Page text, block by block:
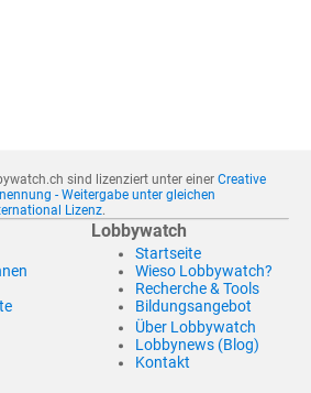
sind lizenziert unter einer Creative
- Weitergabe unter gleichen
Lizenz.
Lobbywatch
Startseite
Wieso Lobbywatch?
Recherche & Tools
Bildungsangebot
Über Lobbywatch
Lobbynews (Blog)
Kontakt